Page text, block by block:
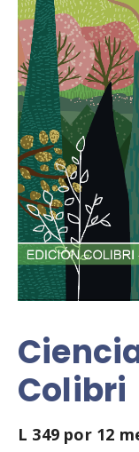
Colibri
L 349 por 12